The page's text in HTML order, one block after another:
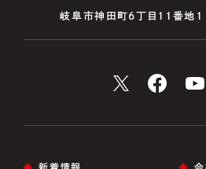
FORENTERPRISES
資金調達をお考
02.地域・社会貢献
CONTACT
岐阜市神田町6丁目11番地
新着情報
会